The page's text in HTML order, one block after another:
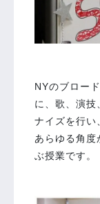
NYのブロー
に、歌、演
ナイズを行い
あらゆる角度
ぶ授業です。